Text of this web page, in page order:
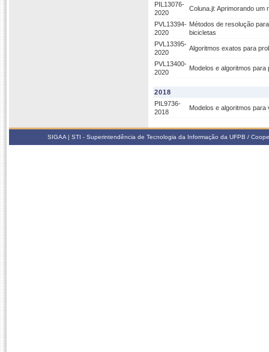
PIL13076-
2020
Coluna.jl: Aprimorando um
PVL13394-
2020
Métodos de resolução
bicicletas
PVL13395-
2020
Algoritmos exatos para
PVL13400-
2020
Modelos e algoritmos
2018
PIL9736-
2018
Modelos e algoritmos
SIGAA | STI - Superintendência de Tecnologia da Informação da UFPB /